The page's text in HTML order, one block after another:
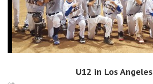
U12 in Los Angeles